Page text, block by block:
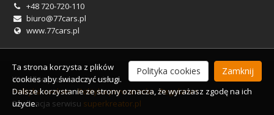
Polityka cookies Zamknij
Ta strona korzysta z plików
cookies aby świadczyć usługi.
Dalsze korzystanie ze strony oznacza, że wyrażasz zgodę na ich
użycie.
+48 720-720-110
biuro@77cars.pl
www.77cars.pl
Wszelkie prawa zastrzeżone.
Polityka cookies Polityka prywatności Regulamin
Realizacja serwisu BSCG sp. z o.o.
+48 720-720-110
biuro@77cars.pl
www.77cars.pl
Wszelkie prawa zastrzeżone.
Polityka cookies Polityka prywatności Regulamin
Realizacja serwisu superkreator.pl